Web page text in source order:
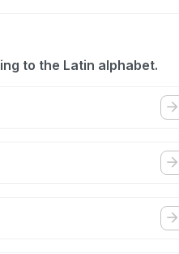
to the Latin alphabet.